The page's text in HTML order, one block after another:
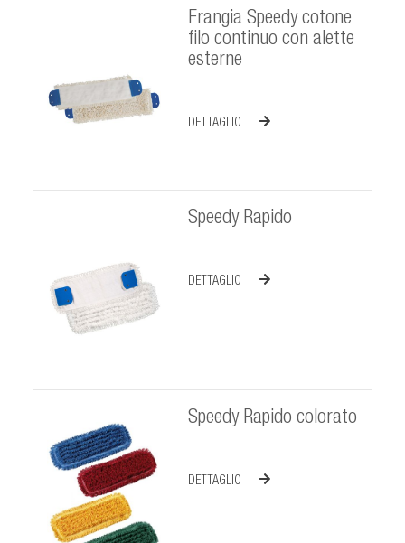
Frangia Speedy cotone
filo continuo con alette
esterne
DETTAGLIO
Speedy Rapido
DETTAGLIO
Speedy Rapido colorato
DETTAGLIO